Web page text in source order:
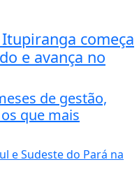
começa
e avança no
de gestão,
que mais